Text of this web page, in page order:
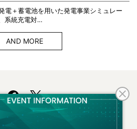
電＋蓄電池を用いた発電事業シミュレー
系統充電対…
AND MORE
いて
フリーマガジンはこちら
広告掲載について